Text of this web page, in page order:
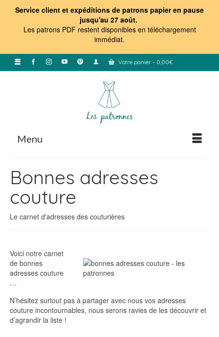
Service client et expéditions de patrons papier en pause
jusqu'au 27 août.
Les patrons PDF restent disponibles en téléchargement
immédiat.
Votre panier - 0,00€
Menu
Bonnes adresses
couture
Le carnet d'adresses des couturières
Voici notre carnet
de bonnes
adresses couture
…
N’hésitez surtout pas à partager avec nous vos adresses
couture incontournables, nous serons ravies de les découvrir et
d’agrandir la liste !